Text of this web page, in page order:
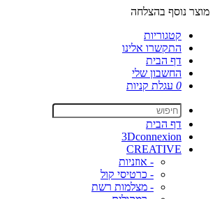
מוצר נוסף בהצלחה
קטגוריות
התקשרו אלינו
דף הבית
החשבון שלי
0 עגלת קניות
דף הבית
3Dconnexion
CREATIVE
- אוזניות
- כרטיסי קול
- מצלמות רשת